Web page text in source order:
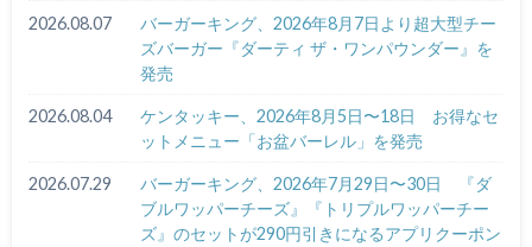
2026.08.07
バーガーキング、2026年8月7日より超大型チー
ズバーガー『ダーティ ザ・ワンパウンダー』を
発売
2026.08.04
ケンタッキー、2026年8月5日〜18日 お得なセ
ットメニュー「お盆バーレル」を発売
2026.07.29
バーガーキング、2026年7月29日〜30日 『ダ
ブルワッパーチーズ』『トリプルワッパーチー
ズ』のセットが290円引きになるアプリクーポン